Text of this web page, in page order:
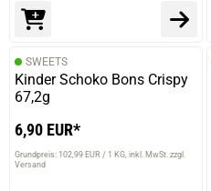
SWEETS
Kinder Schoko Bons Crispy
67,2g
6,90 EUR*
Grundpreis: 102,99 EUR / 1 KG inkl. MwSt. zzgl.
Versand